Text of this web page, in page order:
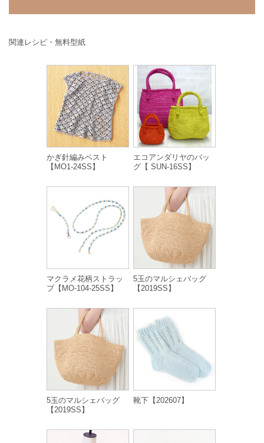
関連レシピ・無料型紙
かぎ針編みベスト
【MO1-24SS】
エコアンダリヤのバッ
グ【 SUN-16SS】
マクラメ花柄ストラッ
プ【MO-104-25SS】
5玉のマルシェバッグ
【2019SS】
5玉のマルシェバッグ
【2019SS】
靴下【202607】